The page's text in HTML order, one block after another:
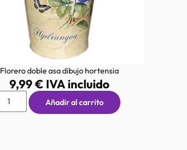
Florero doble asa dibujo hortensia
9,99€ IVA incluido
Añadir al carrito